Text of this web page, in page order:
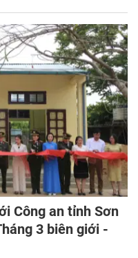
Công an tỉnh Sơn
3 biên giới -